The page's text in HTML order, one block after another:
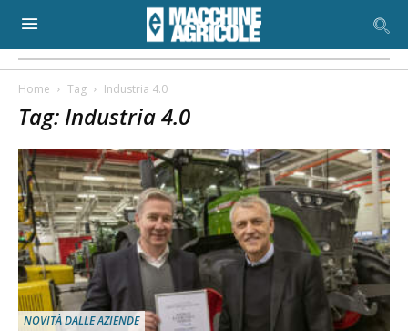
Home Tag Industria 4.0
Tag: Industria 4.0
NOVITÀ DALLE AZIENDE